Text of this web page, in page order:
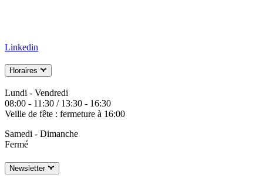
Linkedin
Horaires
Lundi - Vendredi
08:00 - 11:30 / 13:30 - 16:30
Veille de fête : fermeture à 16:00
Samedi - Dimanche
Fermé
Newsletter